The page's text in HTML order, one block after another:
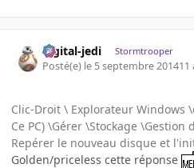
digital-jedi Stormtrooper
Posté(e) le 5 septembre 201411
Clic-Droit \ Explorateur Windows
Ce PC) \Gérer \Stockage \Gestion
Repérer le nouveau disque et
Golden/priceless cette réponse